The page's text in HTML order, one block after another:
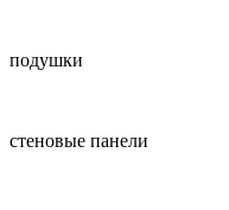
подушки
стеновые панели